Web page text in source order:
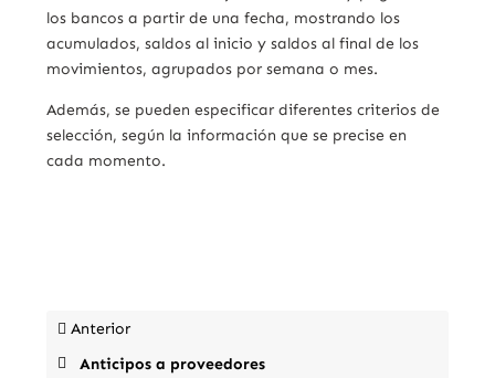
los bancos a partir de una fecha, mostrando los
acumulados, saldos al inicio y saldos al final de los
movimientos, agrupados por semana o mes.
Además, se pueden especificar diferentes criterios de
selección, según la información que se precise en
cada momento.
Anterior
Anticipos a proveedores